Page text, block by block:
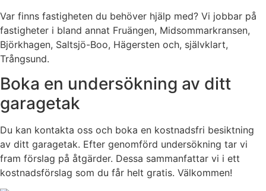
Var finns fastigheten du behöver hjälp med? Vi jobbar på
fastigheter i bland annat Fruängen, Midsommarkransen,
Björkhagen, Saltsjö-Boo, Hägersten och, självklart,
Trångsund.
Boka en undersökning av ditt
garagetak
Du kan kontakta oss och boka en kostnadsfri besiktning
av ditt garagetak. Efter genomförd undersökning tar vi
fram förslag på åtgärder. Dessa sammanfattar vi i ett
kostnadsförslag som du får helt gratis. Välkommen!